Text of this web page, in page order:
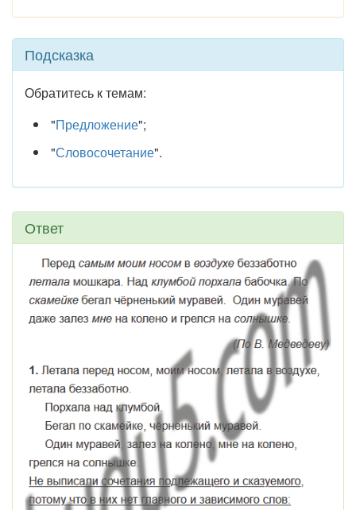
Подсказка
Обратитесь к темам:
"Предложение";
"Словосочетание".
Ответ